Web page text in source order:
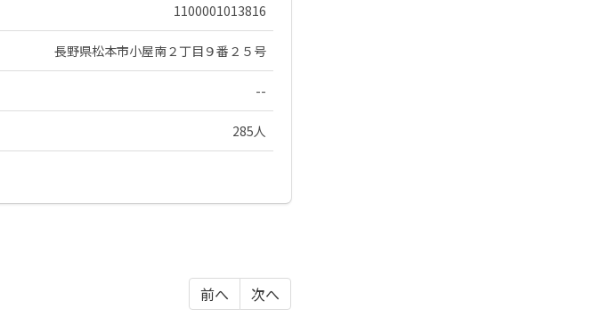
1100001013816
長野県松本市小屋南２丁目９番２５号
--
285人
前へ 次へ